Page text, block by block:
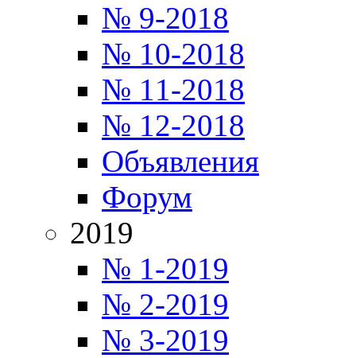
№ 9-2018
№ 10-2018
№ 11-2018
№ 12-2018
Объявления
Форум
2019
№ 1-2019
№ 2-2019
№ 3-2019